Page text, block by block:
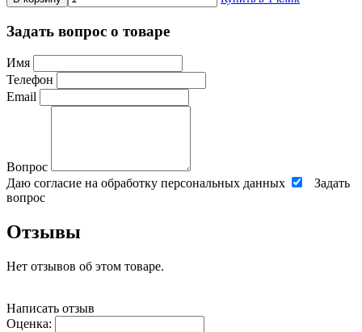
Задать вопрос о товаре
Имя
Телефон
Email
Вопрос
Даю согласие на обработку персональных данных
Задать
вопрос
Отзывы
Нет отзывов об этом товаре.
Написать отзыв
Оценка: